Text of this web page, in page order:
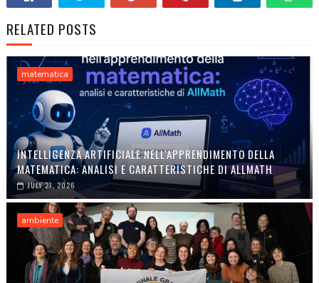
RELATED POSTS
matematica
INTELLIGENZA ARTIFICIALE NELL'APPRENDIMENTO DELLA
MATEMATICA: ANALISI E CARATTERISTICHE DI ALLMATH
JULY 27, 2026
ambiente